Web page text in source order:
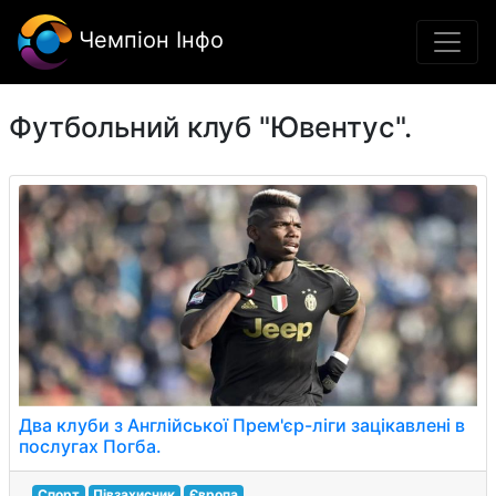
Чемпіон Інфо
Футбольний клуб "Ювентус".
Два клуби з Англійської Прем'єр-ліги зацікавлені в
послугах Погба.